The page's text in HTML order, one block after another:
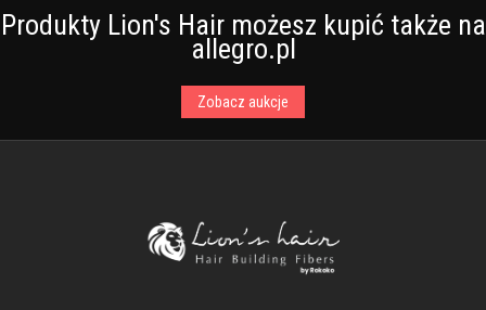
Produkty Lion's Hair możesz kupić także na
allegro.pl
Zobacz aukcje